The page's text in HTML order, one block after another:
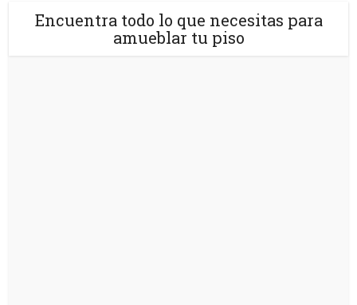
Encuentra todo lo que necesitas para
amueblar tu piso